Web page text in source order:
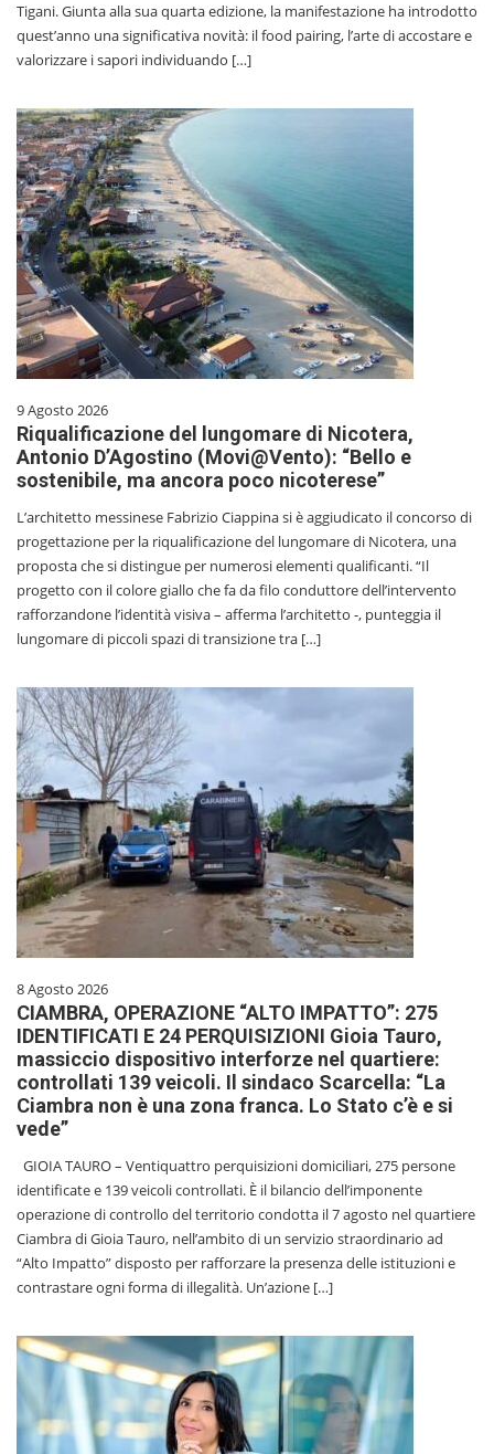
Tigani. Giunta alla sua quarta edizione, la manifestazione ha introdotto
quest’anno una significativa novità: il food pairing, l’arte di accostare e
valorizzare i sapori individuando […]
9 Agosto 2026
Riqualificazione del lungomare di Nicotera,
Antonio D’Agostino (Movi@Vento): “Bello e
sostenibile, ma ancora poco nicoterese”
L’architetto messinese Fabrizio Ciappina si è aggiudicato il concorso di
progettazione per la riqualificazione del lungomare di Nicotera, una
proposta che si distingue per numerosi elementi qualificanti. “Il
progetto con il colore giallo che fa da filo conduttore dell’intervento
rafforzandone l’identità visiva – afferma l’architetto -, punteggia il
lungomare di piccoli spazi di transizione tra […]
8 Agosto 2026
CIAMBRA, OPERAZIONE “ALTO IMPATTO”: 275
IDENTIFICATI E 24 PERQUISIZIONI Gioia Tauro,
massiccio dispositivo interforze nel quartiere:
controllati 139 veicoli. Il sindaco Scarcella: “La
Ciambra non è una zona franca. Lo Stato c’è e si
vede”
GIOIA TAURO – Ventiquattro perquisizioni domiciliari, 275 persone
identificate e 139 veicoli controllati. È il bilancio dell’imponente
operazione di controllo del territorio condotta il 7 agosto nel quartiere
Ciambra di Gioia Tauro, nell’ambito di un servizio straordinario ad
“Alto Impatto” disposto per rafforzare la presenza delle istituzioni e
contrastare ogni forma di illegalità. Un’azione […]